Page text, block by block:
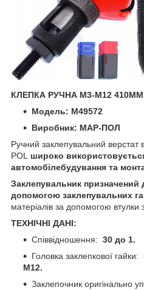
КЛЕПКА РУЧНА М3-М12 410ММ
Модель: M49572
Виробник: МАР-ПОЛ
Ручний заклепувальний верстат
POL широко
автомобілебудування та
Заклепувальник призначений
допомогою заклепувальних
матеріалів за допомогою втулки
ТЕХНІЧНІ ДАНІ:
Співвідношення: 30 до 1.
Головка заклепкової гайки:
M12.
Заклепочник оригінально